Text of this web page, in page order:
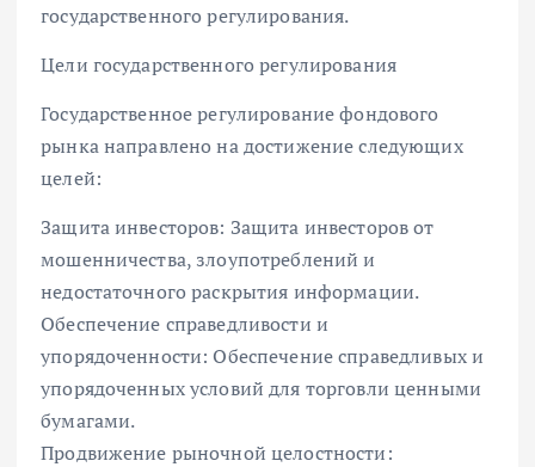
государственного регулирования.
Цели государственного регулирования
Государственное регулирование фондового
рынка направлено на достижение следующих
целей:
Защита инвесторов: Защита инвесторов от
мошенничества, злоупотреблений и
недостаточного раскрытия информации.
Обеспечение справедливости и
упорядоченности: Обеспечение справедливых и
упорядоченных условий для торговли ценными
бумагами.
Продвижение рыночной целостности: